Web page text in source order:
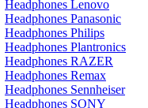
Headphones Lenovo
Headphones Panasonic
Headphones Philips
Headphones Plantronics
Headphones RAZER
Headphones Remax
Headphones Sennheiser
Headphones SONY